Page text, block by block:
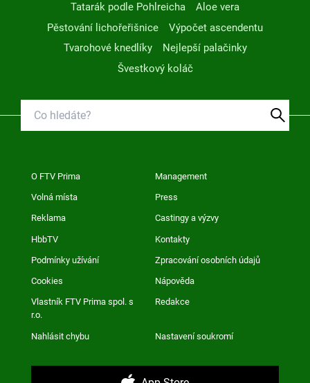
Tatarák podle Pohlreicha
Aloe vera
Pěstování lichořeřišnice
Výpočet ascendentu
Tvarohové knedlíky
Nejlepší palačinky
Švestkový koláč
O FTV Prima Management
Volná místa Press
Reklama Castingy a výzvy
HbbTV Kontakty
Podmínky užívání Zpracování osobních údajů
Cookies Nápověda
Vlastník FTV Prima spol. s
r.o.
Redakce
Nahlásit chybu Nastavení soukromí